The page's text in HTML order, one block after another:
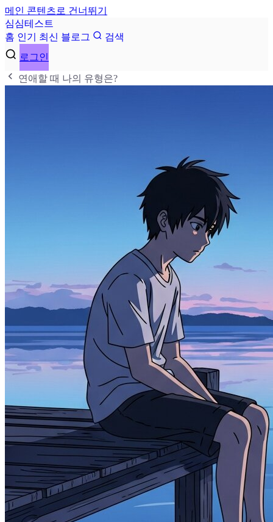
메인 콘텐츠로 건너뛰기
심심테 스 트
홈 인기 최신 블로그
검색
로그인
연애할 때 나의 유형은?